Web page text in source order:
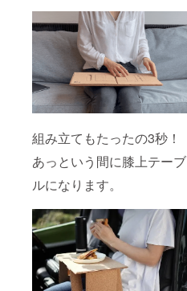
組み立てもたったの3秒！
あっという間に膝上テーブ
ルになります。